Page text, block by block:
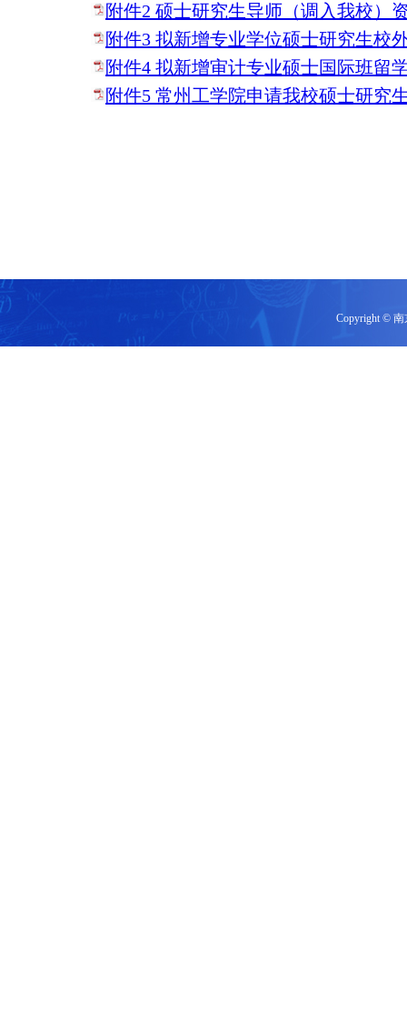
附件2 硕士研究生导师（调入我校）
附件3 拟新增专业学位硕士研究生校
附件4 拟新增审计专业硕士国际班留
附件5 常州工学院申请我校硕士研究
Copyright ©